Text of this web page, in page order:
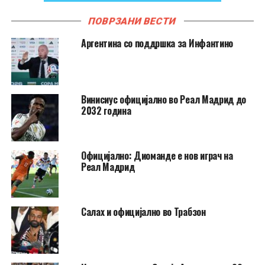
ПОВРЗАНИ ВЕСТИ
Аргентина со поддршка за Инфантино
Винисиус официјално во Реал Мадрид до
2032 година
Официјално: Диоманде е нов играч на
Реал Мадрид
Салах и официјално во Трабзон